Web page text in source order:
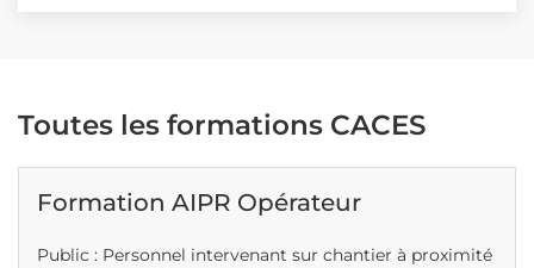
Toutes les formations CACES
Formation AIPR Opérateur
Public : Personnel intervenant sur chantier à proximité